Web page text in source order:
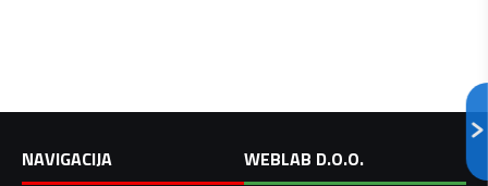
NAVIGACIJA
WEBLAB D.O.O.